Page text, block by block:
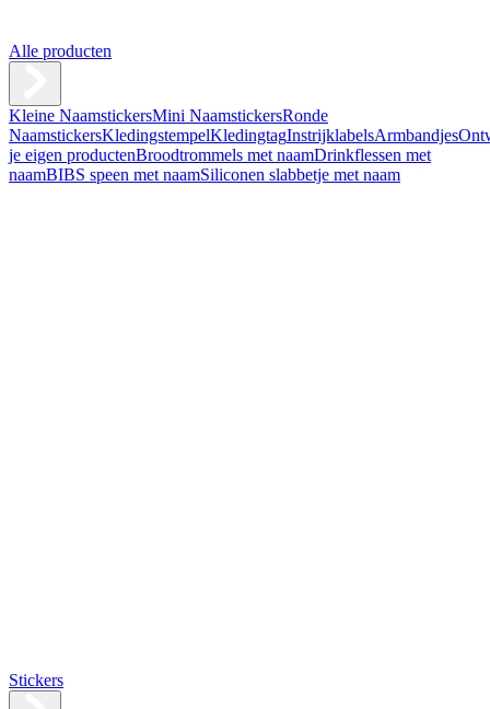
Alle producten
Kleine NaamstickersMini NaamstickersRonde
NaamstickersKledingstempelKledingtagInstrijklabelsArmbandjes
je eigen productenBroodtrommels met naamDrinkflessen met
naamBIBS speen met naamSiliconen slabbetje met naam
Stickers